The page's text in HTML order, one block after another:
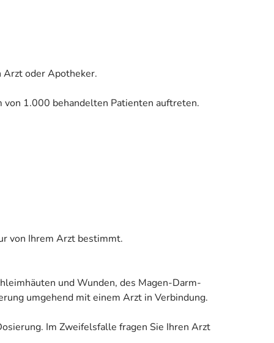
Arzt oder Apotheker.
1.000 behandelten Patienten auftreten.
von Ihrem Arzt bestimmt.
und Wunden, des Magen-Darm-
umgehend mit einem Arzt in Verbindung.
Im Zweifelsfalle fragen Sie Ihren Arzt